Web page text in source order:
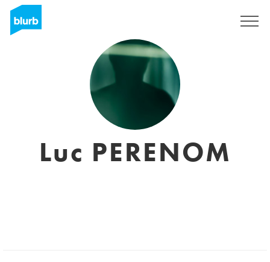
Luc PERENOM